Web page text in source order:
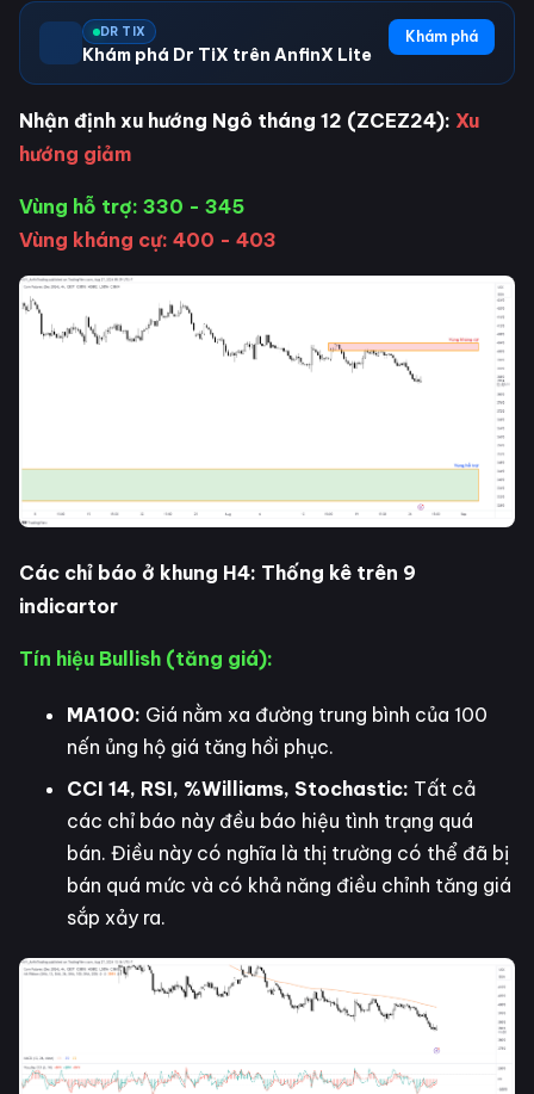
DR TIX
Khám phá Dr TiX trên AnfinX Lite
Khám phá
Nhận định xu hướng Ngô tháng 12 (ZCEZ24): Xu
hướng giảm
Vùng hỗ trợ: 330 - 345
Vùng kháng cự: 400 - 403
Các chỉ báo ở khung H4: Thống kê trên 9
indicartor
Tín hiệu Bullish (tăng giá):
MA100: Giá nằm xa đường trung bình của 100
nến ủng hộ giá tăng hồi phục.
CCI 14, RSI, %Williams, Stochastic: Tất cả
các chỉ báo này đều báo hiệu tình trạng quá
bán. Điều này có nghĩa là thị trường có thể đã bị
bán quá mức và có khả năng điều chỉnh tăng giá
sắp xảy ra.